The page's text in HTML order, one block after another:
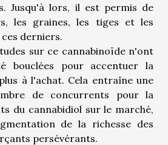
Jusqu'à lors, il est permis de
les graines, les tiges et les
derniers.
sur ce cannabinoïde n'ont
bouclées pour accentuer la
à l'achat. Cela entraîne une
de concurrents pour la
du cannabidiol sur le marché,
de la richesse des
persévérants.